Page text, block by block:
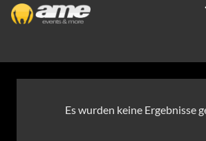
Es wurden keine Ergebnisse